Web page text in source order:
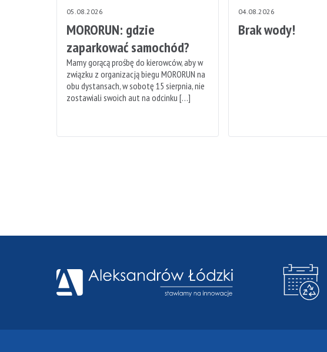
05.08.2026
MORORUN: gdzie
zaparkować samochód?
Mamy gorącą prośbę do kierowców, aby w
związku z organizacją biegu MORORUN na
obu dystansach, w sobotę 15 sierpnia, nie
zostawiali swoich aut na odcinku […]
04.08.2026
Brak wody!